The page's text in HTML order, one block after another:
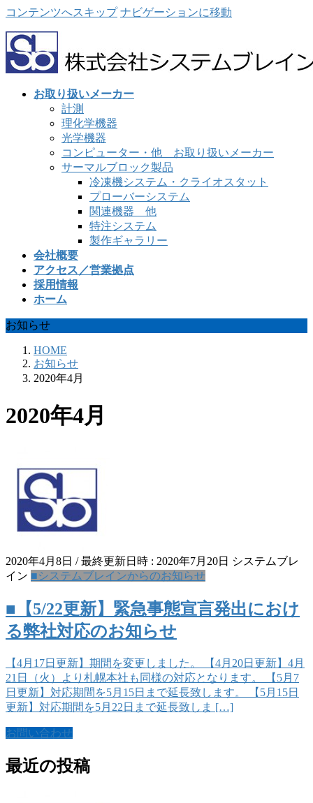
コンテンツへスキップ ナビゲーションに移動
お取り扱いメーカー
計測
理化学機器
光学機器
コンピューター・他 お取り扱いメーカー
サーマルブロック製品
冷凍機システム・クライオスタット
プローバーシステム
関連機器 他
特注システム
製作ギャラリー
会社概要
アクセス／営業拠点
採用情報
ホーム
お知らせ
HOME
お知らせ
2020年4月
2020年4月
2020年4月8日 / 最終更新日時 : 2020年7月20日 システムブレ
イン ■システムブレインからのお知らせ
■【5/22更新】緊急事態宣言発出におけ
る弊社対応のお知らせ
【4月17日更新】期間を変更しました。 【4月20日更新】4月
21日（火）より札幌本社も同様の対応となります。 【5月7
日更新】対応期間を5月15日まで延長致します。 【5月15日
更新】対応期間を5月22日まで延長致しま […]
お問い合わせ
最近の投稿